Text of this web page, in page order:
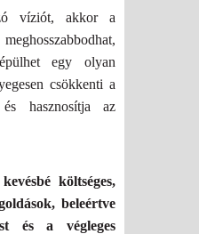
víziót, akkor a
egy olyan
csökkenti a
és hasznosítja az
költséges,
beleértve
és a végleges